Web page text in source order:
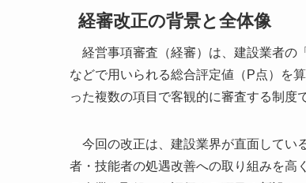
経審改正の背景と全体像
経営事項審査（経審）は、建設業者の
などで用いられる総合評定値（P点）を
った複数の項目で客観的に審査する制度
今回の改正は、建設業界が直面してい
者・技能者の処遇改善への取り組みを高